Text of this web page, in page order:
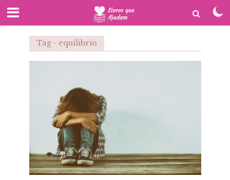
Tag - equilibrio